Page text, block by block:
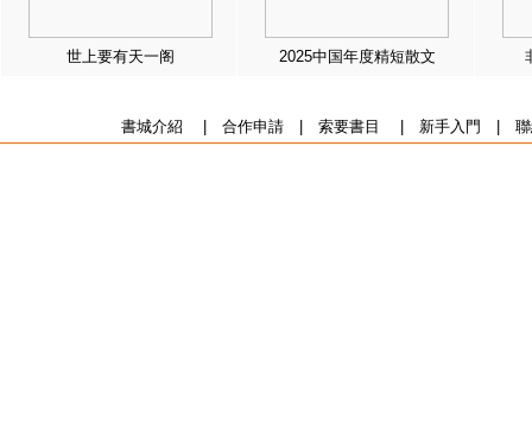
世上要有天一阁 2025中国年度精短散文
書城介紹 合作申請| 索要書目 新手入門